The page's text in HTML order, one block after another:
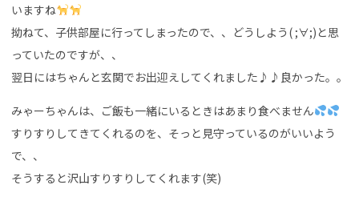
いますね
拗ねて、子供部屋に行ってしまったので、、どうしよう( ;∀;)と思
っていたのですが、、
翌日にはちゃんと玄関でお出迎えしてくれました♪♪良かった。。
みゃーちゃんは、ご飯も一緒にいるときはあまり食べません
すりすりしてきてくれるのを、そっと見守っているのがいいよう
で、、
そうすると沢山すりすりしてくれます(笑)